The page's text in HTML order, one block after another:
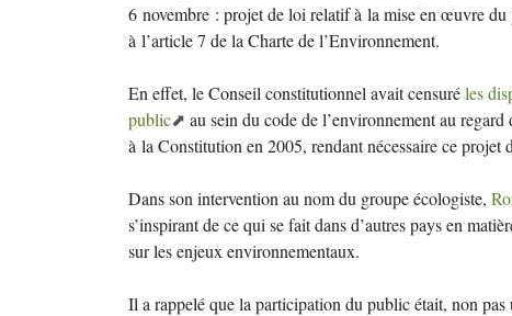
6 novembre : projet de loi relatif à la mise en œuvre
à l’article 7 de la Charte de l’Environnement.
En effet, le Conseil constitutionnel avait censuréles
public
au sein du code de l’environnement au regard
à la Constitution en 2005, rendant nécessaire ce projet
Dans son intervention au nom du groupe écologiste,
s’inspirant de ce qui se fait dans d’autres pays en
sur les enjeux environnementaux.
Il a rappelé que la participation du public était, non